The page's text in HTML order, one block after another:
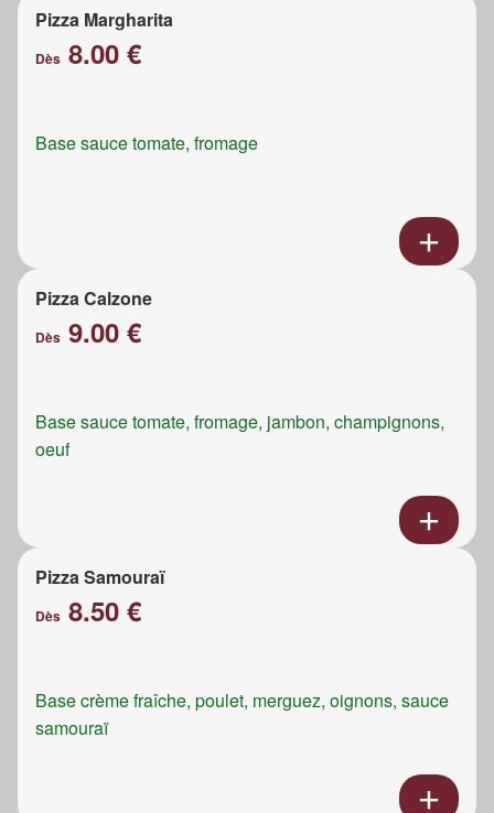
Pizza Margharita
Dès 8.00 €
Base sauce tomate, fromage
Pizza Calzone
Dès 9.00 €
Base sauce tomate, fromage, jambon, champignons,
oeuf
Pizza Samouraï
Dès 8.50 €
Base crème fraîche, poulet, merguez, oignons, sauce
samouraï